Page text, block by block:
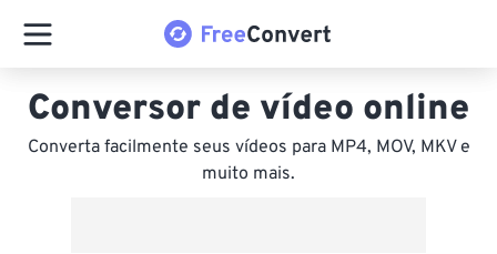
Conversor de vídeo online
Converta facilmente seus vídeos para MP4, MOV, MKV e
muito mais.